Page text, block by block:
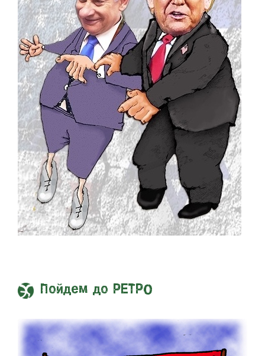
Пойдем до РЕТРО